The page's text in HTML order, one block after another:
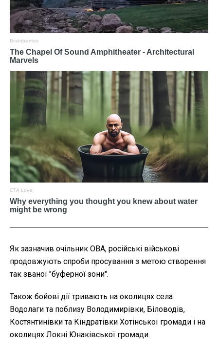
Як зазначив очільник ОВА, російські військові
продовжують спроби просування з метою створення
так званої "буферної зони".
Також бойові дії тривають на околицях села
Водолаги та поблизу Володимирівки, Біловодів,
Костянтинівки та Кіндратівки Хотінської громади і на
околицях Локні Юнаківської громади.